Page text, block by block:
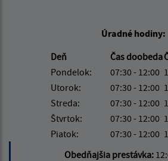
Úradné hodiny:
Deň
Čas doobeda
Pondelok:
07:30 - 12:00
Utorok:
07:30 - 12:00
Streda:
07:30 - 12:00
Štvrtok:
07:30 - 12:00
Piatok:
07:30 - 12:00
Obedňajšia prestávka: